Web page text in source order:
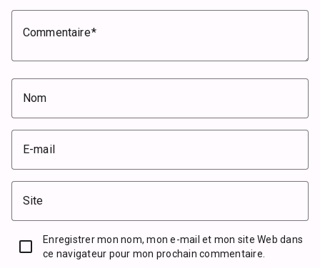
Commentaire
Nom
E-mail
Site
Enregistrer mon nom, mon e-mail et mon site Web dans
ce navigateur pour mon prochain commentaire.